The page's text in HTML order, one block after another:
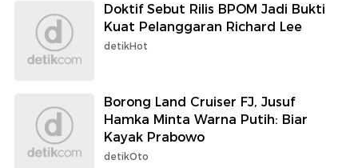
Doktif Sebut Rilis BPOM Jadi Bukti
Kuat Pelanggaran Richard Lee
detikHot
Borong Land Cruiser FJ, Jusuf
Hamka Minta Warna Putih: Biar
Kayak Prabowo
detikOto